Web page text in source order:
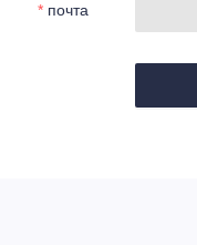
почта